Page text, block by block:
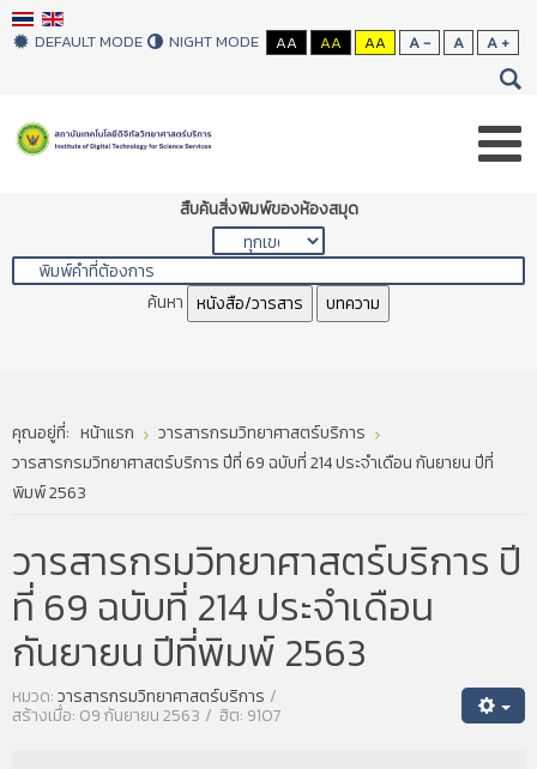
DEFAULT MODE NIGHT MODE AA AA AA A - A A +
สืบค้นสิ่งพิมพ์ของห้องสมุด
ค้นหา หนังสือ/วารสาร บทความ
คุณอยู่ที่: หน้าแรก
วารสารกรมวิทยาศาสตร์บริการ
วารสารกรมวิทยาศาสตร์บริการ ปีที่ 69 ฉบับที่ 214 ประจำเดือน กันยายน ปีที่
พิมพ์ 2563
วารสารกรมวิทยาศาสตร์บริการ ปี
ที่ 69 ฉบับที่ 214 ประจำเดือน
กันยายน ปีที่พิมพ์ 2563
หมวด:วารสารกรมวิทยาศาสตร์บริการ
สร้างเมื่อ: 09 กันยายน 2563 ฮิต: 9107